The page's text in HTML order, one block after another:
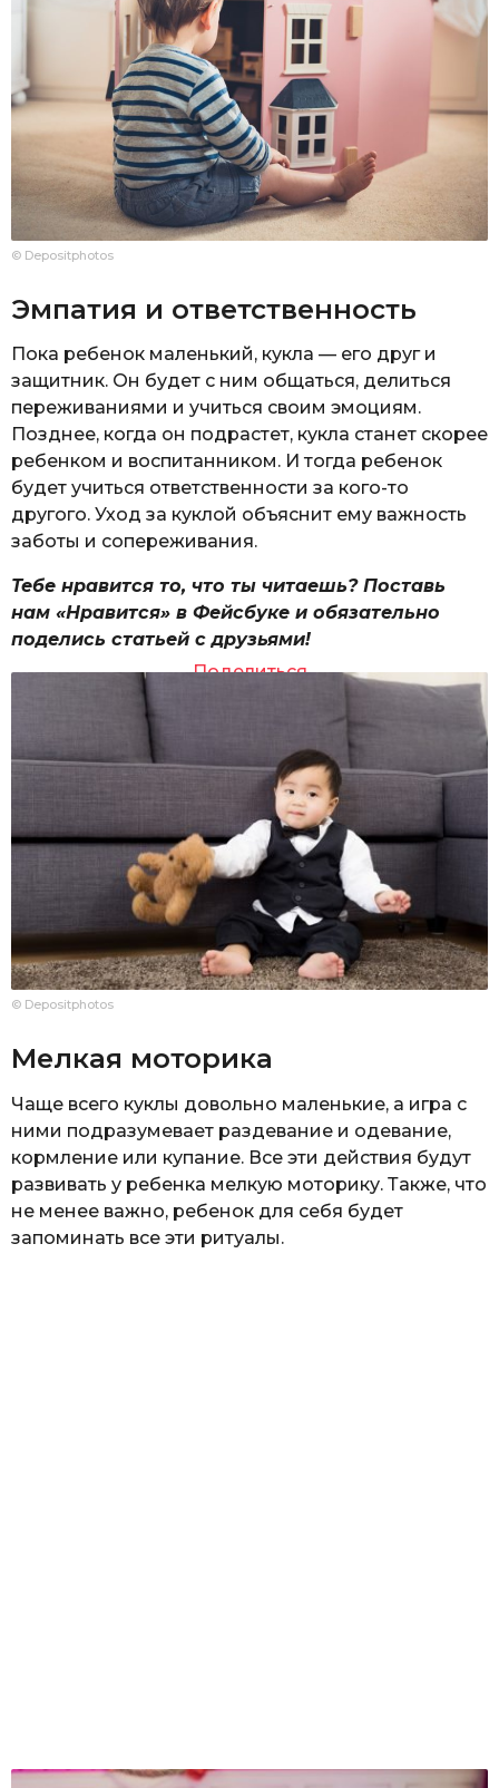
© Depositphotos
Эмпатия и ответственность
Пока ребенок маленький, кукла — его друг и
защитник. Он будет с ним общаться, делиться
переживаниями и учиться своим эмоциям.
Позднее, когда он подрастет, кукла станет скорее
ребенком и воспитанником. И тогда ребенок
будет учиться ответственности за кого-то
другого. Уход за куклой объяснит ему важность
заботы и сопереживания.
Тебе нравится то, что ты читаешь? Поставь
нам «Нравится» в Фейсбуке и обязательно
поделись статьей с друзьями!
Поделиться
© Depositphotos
Мелкая моторика
Чаще всего куклы довольно маленькие, а игра с
ними подразумевает раздевание и одевание,
кормление или купание. Все эти действия будут
развивать у ребенка мелкую моторику. Также, что
не менее важно, ребенок для себя будет
запоминать все эти ритуалы.